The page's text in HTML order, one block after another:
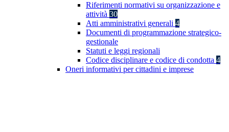
Riferimenti normativi su organizzazione e
attività 30
Atti amministrativi generali 4
Documenti di programmazione strategico-
gestionale
Statuti e leggi regionali
Codice disciplinare e codice di condotta 4
Oneri informativi per cittadini e imprese